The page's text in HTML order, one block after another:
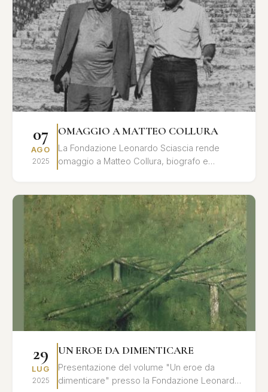
07
AGO
2025
OMAGGIO A MATTEO COLLURA
La Fondazione Leonardo Sciascia rende
omaggio a Matteo Collura, biografo e
29
LUG
2025
UN EROE DA DIMENTICARE
Presentazione del volume "Un eroe da
dimenticare" presso la Fondazione Leonardo